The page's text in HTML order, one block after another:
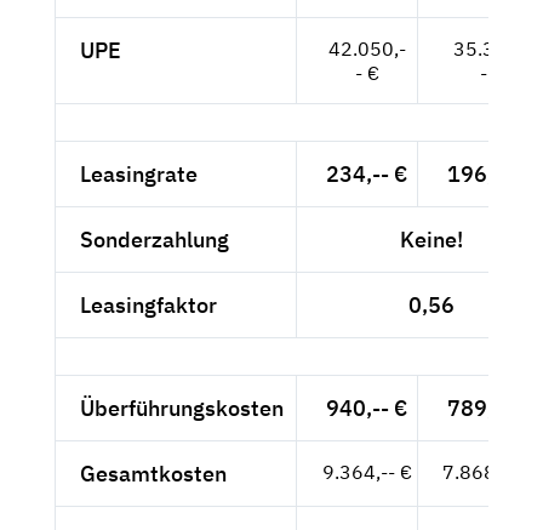
UPE
42.050,-
- €
35.336,-
- €
Leasingrate 234,-- € 196,64 €
Sonderzahlung Keine!
Leasingfaktor 0,56
Überführungskosten 940,-- € 789,92 €
Gesamtkosten 9.364,-- € 7.868,91 €